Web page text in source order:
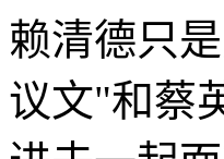
赖清德只
议文"和蔡